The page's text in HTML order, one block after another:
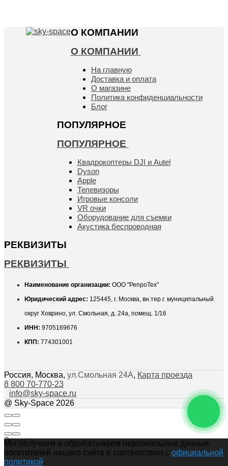
О КОМПАНИИ
О КОМПАНИИ
На главную
Доставка и оплата
О магазине
Политика конфиденциальности
Блог
ПОПУЛЯРНОЕ
ПОПУЛЯРНОЕ
Квадрокоптеры DJI и Autel
Dyson
Apple
Телевизоры
Игровые консоли
VR очки
Оборудование для съемки
Акустика беспроводная
РЕКВИЗИТЫ
РЕКВИЗИТЫ
Наименование организации: ООО "РепроТех"
Юридический адрес: 125445, г. Москва, вн.тер.г. муниципальный
округ Ховрино, ул. Смольная, д. 24а, помещ. 1/16
ИНН: 9705169676
КПП: 774301001
Россия, Москва, ул.Смольная 24А, Карта проезда
8 800 70-770-23
info@sky-space.ru
Мы получаем и обрабатываем персональные данные
посетителей нашего сайта в соответствии с официальной
политикой.
@ Sky-Space 2026
Закрыть